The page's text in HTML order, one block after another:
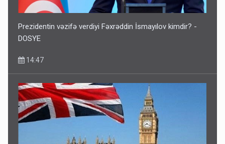
Prezidentin vəzifə verdiyi Fəxrəddin İsmayılov kimdir? -
DOSYE
14:47